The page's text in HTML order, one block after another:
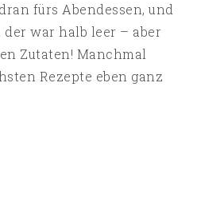
fürs Abendessen, und
war halb leer – aber
Zutaten! Manchmal
Rezepte eben ganz